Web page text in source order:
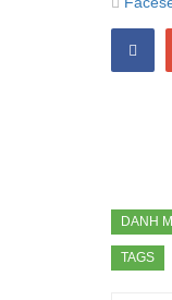
DANH
TAGS